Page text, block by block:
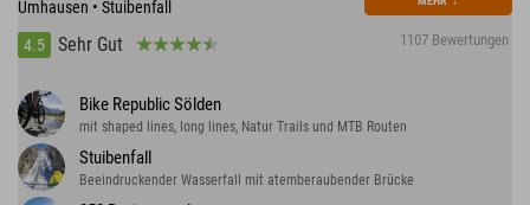
Umhausen • Stuibenfall
4.5
Sehr Gut 1107 Bewertungen
Bike Republic Sölden
mit shaped lines, long lines, Natur Trails und MTB Routen
Stuibenfall
Beeindruckender Wasserfall mit atemberaubender Brücke